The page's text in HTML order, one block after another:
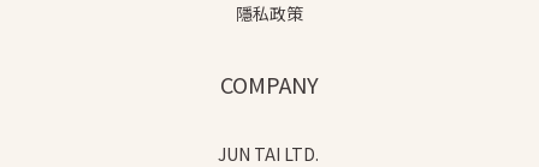
隱私政策
COMPANY
JUN TAI LTD.